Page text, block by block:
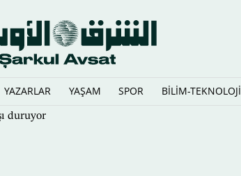
YAZARLAR YAŞAM SPOR BİLİM-TEKNOLOJİ
duruyor